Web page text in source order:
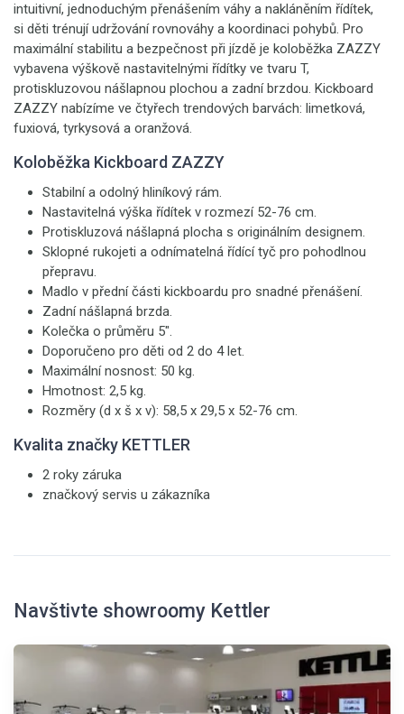
intuitivní, jednoduchým přenášením váhy a nakláněním řídítek,
si děti trénují udržování rovnováhy a koordinaci pohybů. Pro
maximální stabilitu a bezpečnost při jízdě je koloběžka ZAZZY
vybavena výškově nastavitelnými řídítky ve tvaru T,
protiskluzovou nášlapnou plochou a zadní brzdou. Kickboard
ZAZZY nabízíme ve čtyřech trendových barvách: limetková,
fuxiová, tyrkysová a oranžová.
Koloběžka Kickboard ZAZZY
Stabilní a odolný hliníkový rám.
Nastavitelná výška řídítek v rozmezí 52-76 cm.
Protiskluzová nášlapná plocha s originálním designem.
Sklopné rukojeti a odnímatelná řídící tyč pro pohodlnou
přepravu.
Madlo v přední části kickboardu pro snadné přenášení.
Zadní nášlapná brzda.
Kolečka o průměru 5".
Doporučeno pro děti od 2 do 4 let.
Maximální nosnost: 50 kg.
Hmotnost: 2,5 kg.
Rozměry (d x š x v): 58,5 x 29,5 x 52-76 cm.
Kvalita značky KETTLER
2 roky záruka
značkový servis u zákazníka
Navštivte showroomy Kettler